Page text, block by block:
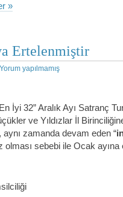
»
Ertelenmiştir
Yorum yapılmamış
İyi 32” Aralık Ayı Satranç
ve Yıldızlar İl
aynı zamanda devam eden “
olması sebebi ile Ocak